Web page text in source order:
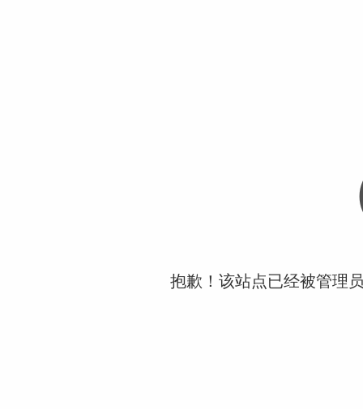
抱歉！该站点已经被管理